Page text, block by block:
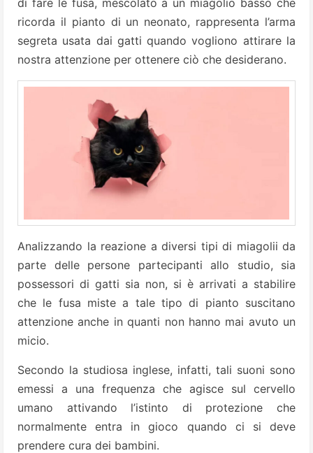
di fare le fusa, mescolato a un miagolio basso che
ricorda il pianto di un neonato, rappresenta l’arma
segreta usata dai gatti quando vogliono attirare la
nostra attenzione per ottenere ciò che desiderano.
Analizzando la reazione a diversi tipi di miagolii da
parte delle persone partecipanti allo studio, sia
possessori di gatti sia non, si è arrivati a stabilire
che le fusa miste a tale tipo di pianto suscitano
attenzione anche in quanti non hanno mai avuto un
micio.
Secondo la studiosa inglese, infatti, tali suoni sono
emessi a una frequenza che agisce sul cervello
umano attivando l’istinto di protezione che
normalmente entra in gioco quando ci si deve
prendere cura dei bambini.